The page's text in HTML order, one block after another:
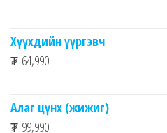
Хүүхдийн үүргэвч
₮ 64,990
Алаг цүнх (жижиг)
₮ 99,990